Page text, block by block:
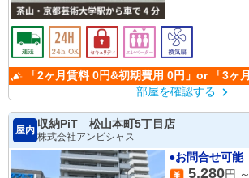
「2ヶ月賃料 0円&初期費用 0円」or 「3ヶ
部屋を確認する
屋内
収納PiT 松山本町5丁目店
株式会社アンビシャス
●お問合せ可能
5,280円 ～